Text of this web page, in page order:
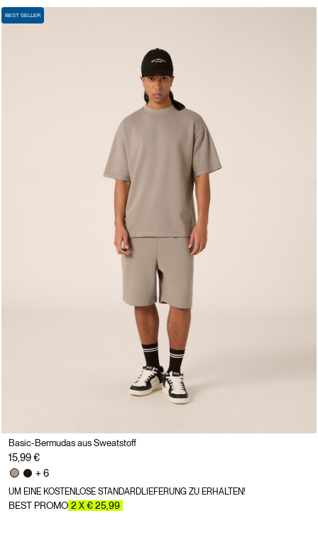
BEST SELLER
Basic-Bermudas aus Sweatstoff
15,99 €
+ 6
UM EINE KOSTENLOSE STANDARDLIEFERUNG ZU ERHALTEN!
BEST PROMO 2 X € 25,99